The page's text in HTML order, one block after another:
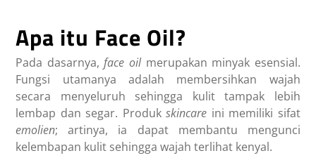
Apa itu Face Oil?
Pada dasarnya,face oil merupakan minyak esensial.
Fungsi utamanya adalah membersihkan wajah
secara menyeluruh sehingga kulit tampak lebih
lembap dan segar. Produkskincare ini memiliki sifat
emolien; artinya, ia dapat membantu mengunci
kelembapan kulit sehingga wajah terlihat kenyal.